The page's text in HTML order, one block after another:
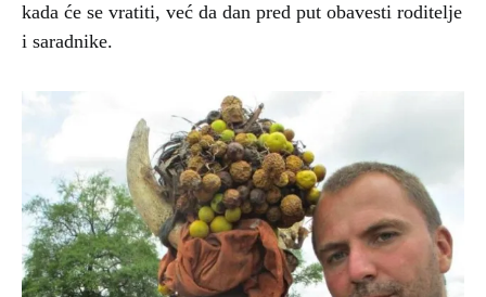
kada će se vratiti, već da dan pred put obavesti roditelje
i saradnike.